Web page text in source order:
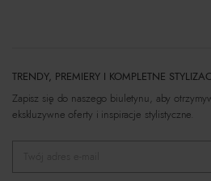
TRENDY, PREMIERY I KOMPLETNE
Zapisz się do naszego biuletynu, aby
ekskluzywne oferty i inspiracje stylistyczne.